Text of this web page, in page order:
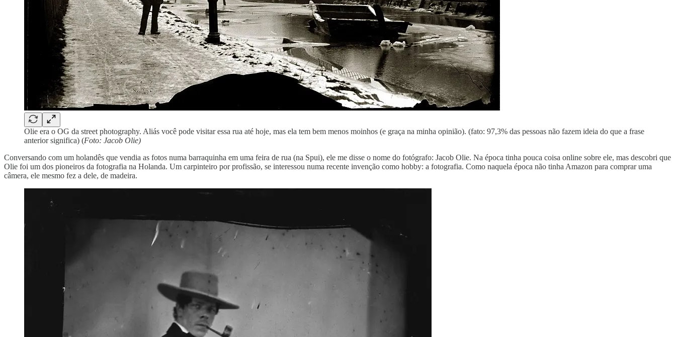
Olie era o OG da street photography. Aliás você pode visitar essa rua até hoje, mas ela tem bem menos moinhos (e graça na minha opinião). (fato: 97,3% das pessoas não fazem ideia do que a frase
anterior significa) (Foto: Jacob Olie)
Conversando com um holandês que vendia as fotos numa barraquinha em uma feira de rua (na Spui), ele me disse o nome do fotógrafo: Jacob Olie. Na época tinha pouca coisa online sobre ele, mas descobri que
Olie foi um dos pioneiros da fotografia na Holanda. Um carpinteiro por profissão, se interessou numa recente invenção como hobby: a fotografia. Como naquela época não tinha Amazon para comprar uma
câmera, ele mesmo fez a dele, de madeira.